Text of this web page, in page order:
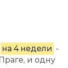
на 4 недели -
и одну